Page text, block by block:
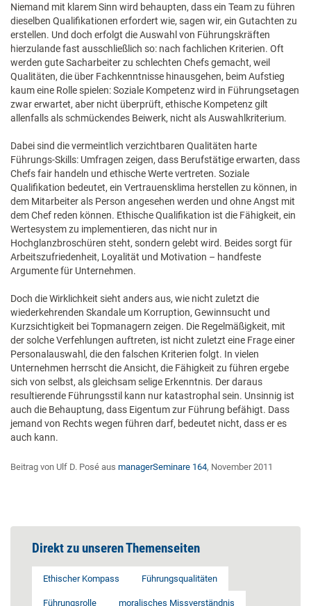
Niemand mit klarem Sinn wird behaupten, dass ein Team zu führen
dieselben Qualifikationen erfordert wie, sagen wir, ein Gutachten zu
erstellen. Und doch erfolgt die Auswahl von Führungskräften
hierzulande fast ausschließlich so: nach fachlichen Kriterien. Oft
werden gute Sacharbeiter zu schlechten Chefs gemacht, weil
Qualitäten, die über Fachkenntnisse hinausgehen, beim Aufstieg
kaum eine Rolle spielen: Soziale Kompetenz wird in Führungsetagen
zwar erwartet, aber nicht überprüft, ethische Kompetenz gilt
allenfalls als schmückendes Beiwerk, nicht als Auswahlkriterium.
Dabei sind die vermeintlich verzichtbaren Qualitäten harte
Führungs-Skills: Umfragen zeigen, dass Berufstätige erwarten, dass
Chefs fair handeln und ethische Werte vertreten. Soziale
Qualifikation bedeutet, ein Vertrauensklima herstellen zu können, in
dem Mitarbeiter als Person angesehen werden und ohne Angst mit
dem Chef reden können. Ethische Qualifikation ist die Fähigkeit, ein
Wertesystem zu implementieren, das nicht nur in
Hochglanzbroschüren steht, sondern gelebt wird. Beides sorgt für
Arbeitszufriedenheit, Loyalität und Motivation – handfeste
Argumente für Unternehmen.
Doch die Wirklichkeit sieht anders aus, wie nicht zuletzt die
wiederkehrenden Skandale um Korruption, Gewinnsucht und
Kurzsichtigkeit bei Topmanagern zeigen. Die Regelmäßigkeit, mit
der solche Verfehlungen auftreten, ist nicht zuletzt eine Frage einer
Personalauswahl, die den falschen Kriterien folgt. In vielen
Unternehmen herrscht die Ansicht, die Fähigkeit zu führen ergebe
sich von selbst, als gleichsam selige Erkenntnis. Der daraus
resultierende Führungsstil kann nur katastrophal sein. Unsinnig ist
auch die Behauptung, dass Eigentum zur Führung befähigt. Dass
jemand von Rechts wegen führen darf, bedeutet nicht, dass er es
auch kann.
Beitrag von Ulf D. Posé aus managerSeminare 164, November 2011
Direkt zu unseren Themenseiten
Ethischer Kompass Führungsqualitäten
Führungsrolle moralisches Missverständnis